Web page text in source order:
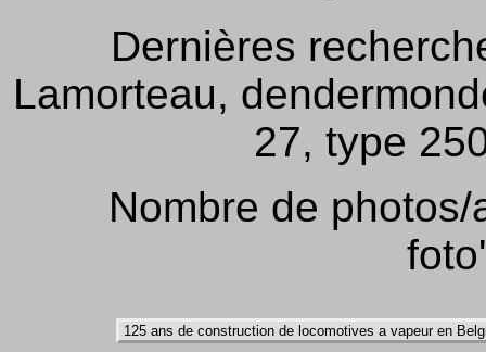
Dernières
Lamorteau,
27, type
Nombre de